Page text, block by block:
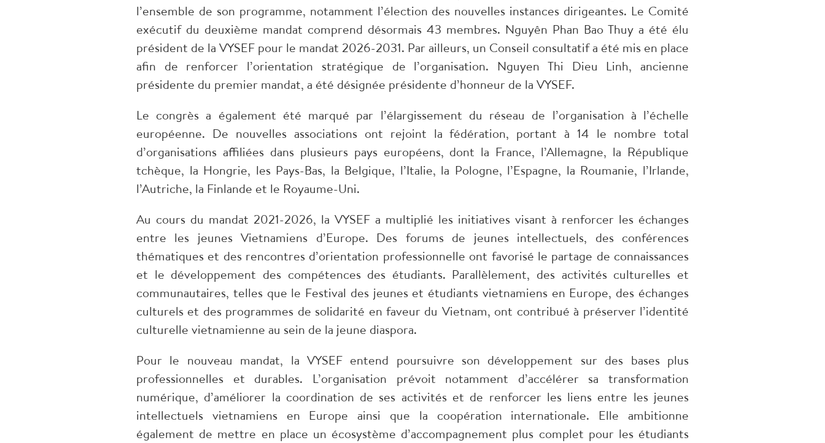
l’ensemble de son programme, notamment l’élection des nouvelles instances dirigeantes. Le Comité
exécutif du deuxième mandat comprend désormais 43 membres. Nguyên Phan Bao Thuy a été élu
président de la VYSEF pour le mandat 2026-2031. Par ailleurs, un Conseil consultatif a été mis en place
afin de renforcer l’orientation stratégique de l’organisation. Nguyen Thi Dieu Linh, ancienne
présidente du premier mandat, a été désignée présidente d’honneur de la VYSEF.
Le congrès a également été marqué par l’élargissement du réseau de l’organisation à l’échelle
européenne. De nouvelles associations ont rejoint la fédération, portant à 14 le nombre total
d’organisations affiliées dans plusieurs pays européens, dont la France, l’Allemagne, la République
tchèque, la Hongrie, les Pays-Bas, la Belgique, l’Italie, la Pologne, l’Espagne, la Roumanie, l’Irlande,
l’Autriche, la Finlande et le Royaume-Uni.
Au cours du mandat 2021-2026, la VYSEF a multiplié les initiatives visant à renforcer les échanges
entre les jeunes Vietnamiens d’Europe. Des forums de jeunes intellectuels, des conférences
thématiques et des rencontres d’orientation professionnelle ont favorisé le partage de connaissances
et le développement des compétences des étudiants. Parallèlement, des activités culturelles et
communautaires, telles que le Festival des jeunes et étudiants vietnamiens en Europe, des échanges
culturels et des programmes de solidarité en faveur du Vietnam, ont contribué à préserver l’identité
culturelle vietnamienne au sein de la jeune diaspora.
Pour le nouveau mandat, la VYSEF entend poursuivre son développement sur des bases plus
professionnelles et durables. L’organisation prévoit notamment d’accélérer sa transformation
numérique, d’améliorer la coordination de ses activités et de renforcer les liens entre les jeunes
intellectuels vietnamiens en Europe ainsi que la coopération internationale. Elle ambitionne
également de mettre en place un écosystème d’accompagnement plus complet pour les étudiants